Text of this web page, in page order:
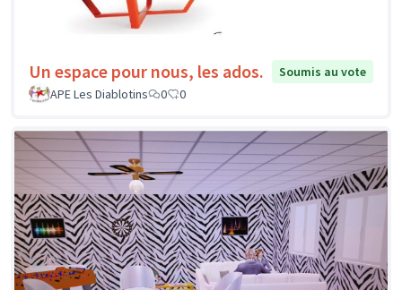
Un espace pour nous, les ados.
Soumis au vote
APE Les Diablotins
0 0